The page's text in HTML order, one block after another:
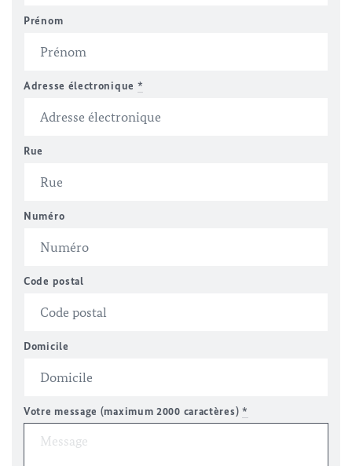
Prénom
Adresse électronique *
Rue
Numéro
Code postal
Domicile
Votre message (maximum 2000 caractères) *